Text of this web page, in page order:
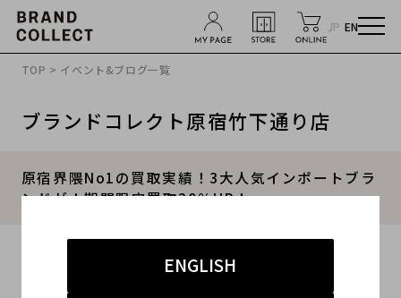
JP EN
ENGLISH
TOP > イベント&ブログ一覧
ブランドコレクト原宿竹下通り店
原宿界隈No1の買取実績！3大人気インポートブラ
ンドが！期間限定買取20％UP！
#竹下 インポート レディース
#買取